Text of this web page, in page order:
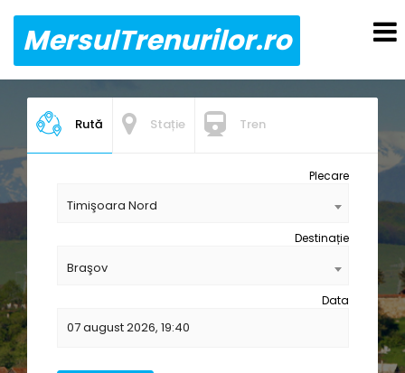
MersulTrenurilor.ro
Rută Stație Tren
Plecare
Timişoara Nord
Destinație
Braşov
Data